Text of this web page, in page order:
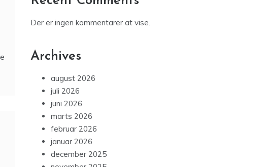
Derfor fascinerer monstre både børn og
Aflastning efter Barnets Lov § 90 – en enkel
guide til forældre og pårørende
Recent Comments
Der er ingen kommentarer at vise.
Archives